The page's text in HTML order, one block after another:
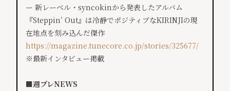
ー 新レーベル・syncokinから発表したアルバム
『Steppin’ Out』は冷静でポジティブなKIRINJIの現
在地点を刻み込んだ傑作
https://magazine.tunecore.co.jp/stories/325677/
※最新インタビュー掲載
■週プレNEWS